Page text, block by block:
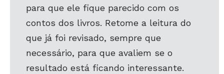
para que ele fique parecido com os
contos dos livros. Retome a leitura do
que já foi revisado, sempre que
necessário, para que avaliem se o
resultado está ficando interessante.